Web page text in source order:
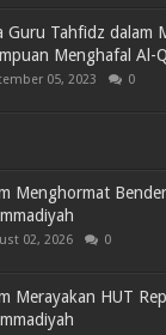
Guru Tahfidz dalam
Menghafal Al-
05, 2023 0
Menghormat
02, 2026 0
Merayakan HUT